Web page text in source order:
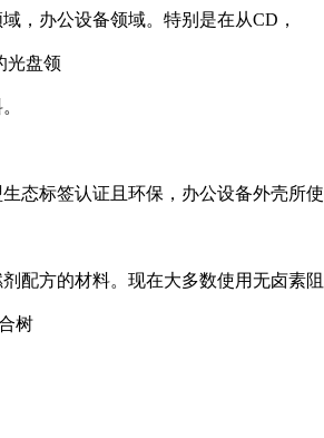
，办公设备领域。特别是在从CD ，
光盘领
态标签认证且环保，办公设备外壳所使
配方的材料。现在大多数使用无卤素阻
树